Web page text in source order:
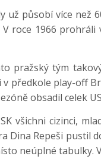
už působí více než
roce 1966
pražský tým
předkole play-off
obsadil celek
všichni cizinci,
Dina Repeši pustil
neúplné tabulky.